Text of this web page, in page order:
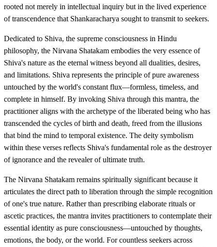
rooted not merely in intellectual inquiry but in the lived experience
of transcendence that Shankaracharya sought to transmit to seekers.
Dedicated to Shiva, the supreme consciousness in Hindu
philosophy, the Nirvana Shatakam embodies the very essence of
Shiva's nature as the eternal witness beyond all dualities, desires,
and limitations. Shiva represents the principle of pure awareness
untouched by the world's constant flux—formless, timeless, and
complete in himself. By invoking Shiva through this mantra, the
practitioner aligns with the archetype of the liberated being who has
transcended the cycles of birth and death, freed from the illusions
that bind the mind to temporal existence. The deity symbolism
within these verses reflects Shiva's fundamental role as the destroyer
of ignorance and the revealer of ultimate truth.
The Nirvana Shatakam remains spiritually significant because it
articulates the direct path to liberation through the simple recognition
of one's true nature. Rather than prescribing elaborate rituals or
ascetic practices, the mantra invites practitioners to contemplate their
essential identity as pure consciousness—untouched by thoughts,
emotions, the body, or the world. For countless seekers across